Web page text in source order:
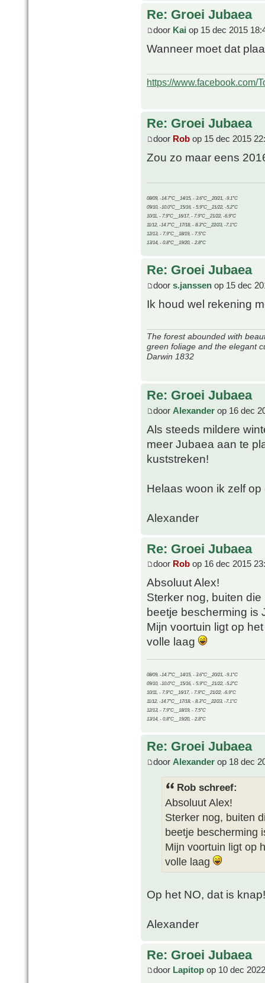
Re: Groei Jubaea
door Kai op 15 dec 2015
Wanneer moet dat
https://www.facebook.com/
Re: Groei Jubaea
door Rob op 15 dec 2015
Zou zo maar eens
08/09, -14.7°C__14/15, - 3.6°C__20/21, -9.1°C
09/10, -10.0°C__15/16, - 5.9°C__21/22, -5.2°C
10/11, - 7.9°C__16/17, - 7.9°C__21/22, -6.9°C
11/12, -14.7°C__17/18, - 8.3°C__22/23, -7.1°C
12/13, - 7.9°C__18/19, - 7.5°C
13/14, - 0.8°C__19/20, - 2.8°C
Re: Groei Jubaea
door s.janssen op 15 dec
Ik houd wel rekening
The forest abounded with
green foliage and the elegant
Darwin 1832
Re: Groei Jubaea
door Alexander op 16 dec
Als steeds mildere
meer Jubaea aan te
kuststreken!
Helaas woon ik zelf
Alexander
Re: Groei Jubaea
door Rob op 16 dec 2015
Absoluut Alex!
Sterker nog, buiten
beetje bescherming is
Mijn voortuin ligt op
volle laag
08/09, -14.7°C__14/15, - 3.6°C__20/21, -9.1°C
09/10, -10.0°C__15/16, - 5.9°C__21/22, -5.2°C
10/11, - 7.9°C__16/17, - 7.9°C__21/22, -6.9°C
11/12, -14.7°C__17/18, - 8.3°C__22/23, -7.1°C
12/13, - 7.9°C__18/19, - 7.5°C
13/14, - 0.8°C__19/20, - 2.8°C
Re: Groei Jubaea
door Alexander op 18 dec
Rob schreef:
Absoluut Alex!
Sterker nog, buiten
beetje bescherming
Mijn voortuin ligt op
volle laag
Op het NO, dat is knap!
Alexander
Re: Groei Jubaea
door Lapitop op 10 dec